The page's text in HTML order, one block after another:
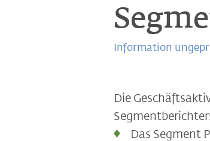
Information
Die
Das Segment